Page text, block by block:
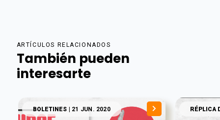
ARTÍCULOS RELACIONADOS
También pueden
interesarte
BOLETINES | 21 JUN. 2020 RÉPLICA